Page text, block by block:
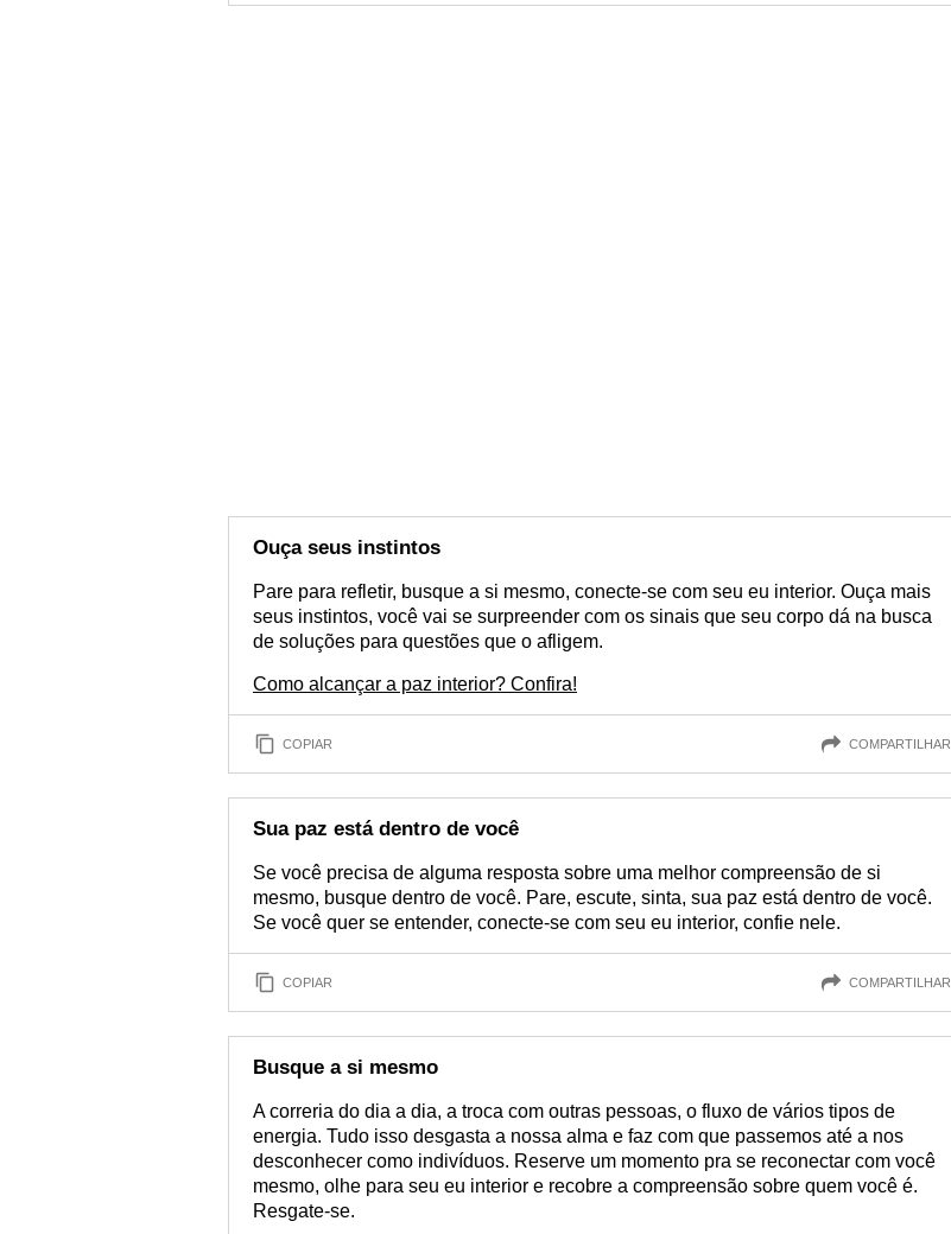
Ouça seus instintos
Pare para refletir, busque a si mesmo, conecte-se com seu eu interior. Ouça mais
seus instintos, você vai se surpreender com os sinais que seu corpo dá na busca
de soluções para questões que o afligem.
Como alcançar a paz interior? Confira!
COPIAR COMPARTILHAR
Sua paz está dentro de você
Se você precisa de alguma resposta sobre uma melhor compreensão de si
mesmo, busque dentro de você. Pare, escute, sinta, sua paz está dentro de você.
Se você quer se entender, conecte-se com seu eu interior, confie nele.
COPIAR COMPARTILHAR
Busque a si mesmo
A correria do dia a dia, a troca com outras pessoas, o fluxo de vários tipos de
energia. Tudo isso desgasta a nossa alma e faz com que passemos até a nos
desconhecer como indivíduos. Reserve um momento pra se reconectar com você
mesmo, olhe para seu eu interior e recobre a compreensão sobre quem você é.
Resgate-se.